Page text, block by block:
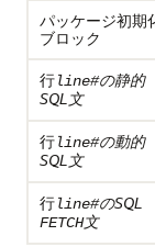
パッケージ初期
ブロック
行line#の静的
SQL文
行line#の動的
SQL文
行line#のSQL
FETCH文